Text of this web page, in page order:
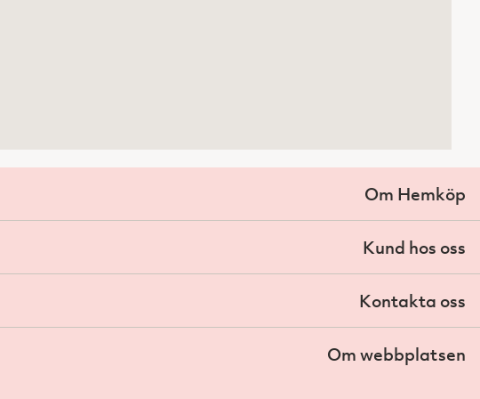
Om Hemköp
Kund hos oss
Kontakta oss
Om webbplatsen